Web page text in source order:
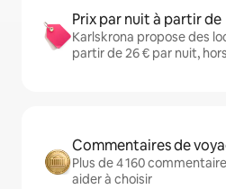
Prix par nuit à partir de
Karlskrona propose des
partir de 26 € par nuit,
Commentaires de
Plus de 4 160
aider à choisir